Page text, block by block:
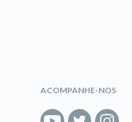
ACOMPANHE-NOS